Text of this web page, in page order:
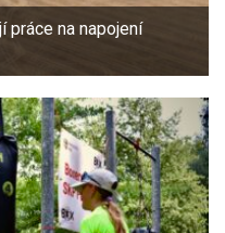
práce na napojení